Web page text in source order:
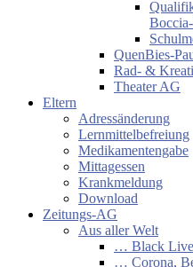
QuenBies-
Rad- &
Theater AG
Eltern
Adressänderung
Lernmittelbefreiung
Medikamentengabe
Mittagessen
Krankmeldung
Download
Zeitungs-AG
Aus aller Welt
… Black
… Corona,